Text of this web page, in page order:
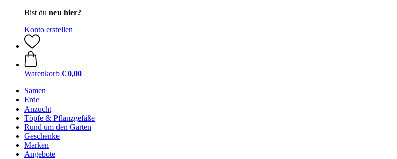
Bist du neu hier?
Konto erstellen
Warenkorb € 0,00
Samen
Erde
Anzucht
Töpfe & Pflanzgefäße
Rund um den Garten
Geschenke
Marken
Angebote